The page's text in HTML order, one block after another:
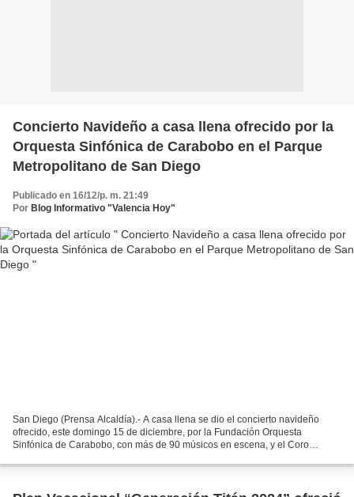
Concierto Navideño a casa llena ofrecido por la
Orquesta Sinfónica de Carabobo en el Parque
Metropolitano de San Diego
Publicado en 16/12/p. m. 21:49
Por Blog Informativo "Valencia Hoy"
San Diego (Prensa Alcaldía).- A casa llena se dio el concierto navideño
ofrecido, este domingo 15 de diciembre, por la Fundación Orquesta
Sinfónica de Carabobo, con más de 90 músicos en escena, y el Coro